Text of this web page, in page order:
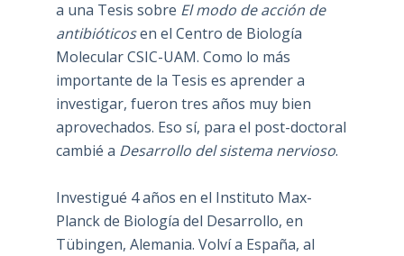
a una Tesis sobre El modo de acción de
antibióticosen el Centro de Biología
Molecular CSIC-UAM. Como lo más
importante de la Tesis es aprender a
investigar, fueron tres años muy bien
aprovechados. Eso sí, para el post-doctoral
cambié a Desarrollo del sistema nervioso.
Investigué 4 años en el Instituto Max-
Planck de Biología del Desarrollo, en
Tübingen, Alemania. Volví a España, al